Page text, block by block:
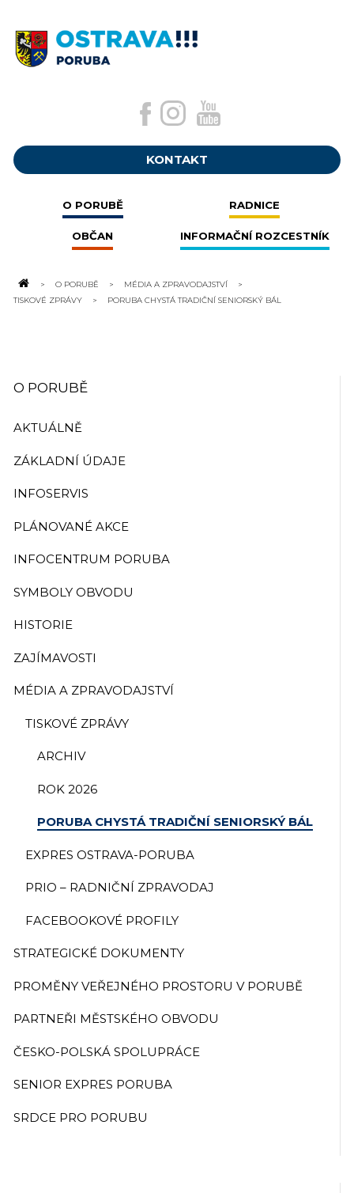
KONTAKT
O PORUBĚ RADNICE
OBČAN INFORMAČNÍ ROZCESTNÍK
O PORUBĚ
MÉDIA A ZPRAVODAJSTVÍ
TISKOVÉ ZPRÁVY
PORUBA CHYSTÁ TRADIČNÍ SENIORSKÝ BÁL
O PORUBĚ
AKTUÁLNĚ
ZÁKLADNÍ ÚDAJE
INFOSERVIS
PLÁNOVANÉ AKCE
INFOCENTRUM PORUBA
SYMBOLY OBVODU
HISTORIE
ZAJÍMAVOSTI
MÉDIA A ZPRAVODAJSTVÍ
TISKOVÉ ZPRÁVY
ARCHIV
ROK 2026
PORUBA CHYSTÁ TRADIČNÍ SENIORSKÝ BÁL
EXPRES OSTRAVA-PORUBA
PRIO – RADNIČNÍ ZPRAVODAJ
FACEBOOKOVÉ PROFILY
STRATEGICKÉ DOKUMENTY
PROMĚNY VEŘEJNÉHO PROSTORU V PORUBĚ
PARTNEŘI MĚSTSKÉHO OBVODU
ČESKO-POLSKÁ SPOLUPRÁCE
SENIOR EXPRES PORUBA
SRDCE PRO PORUBU